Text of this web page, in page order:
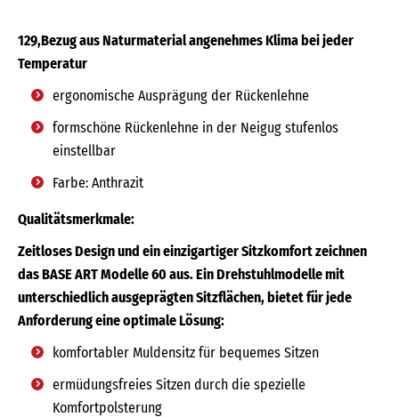
129,Bezug aus Naturmaterial angenehmes Klima bei jeder
Temperatur
ergonomische Ausprägung der Rückenlehne
formschöne Rückenlehne in der Neigug stufenlos
einstellbar
Farbe: Anthrazit
Qualitätsmerkmale:
Zeitloses Design und ein einzigartiger Sitzkomfort zeichnen
das BASE ART Modelle 60 aus. Ein Drehstuhlmodelle mit
unterschiedlich ausgeprägten Sitzflächen, bietet für jede
Anforderung eine optimale Lösung:
komfortabler Muldensitz für bequemes Sitzen
ermüdungsfreies Sitzen durch die spezielle
Komfortpolsterung